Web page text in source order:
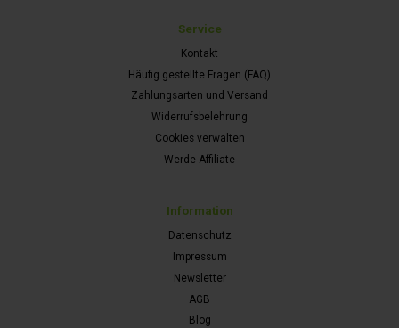
Service
Kontakt
Häufig gestellte Fragen (FAQ)
Zahlungsarten und Versand
Widerrufsbelehrung
Cookies verwalten
Werde Affiliate
Information
Datenschutz
Impressum
Newsletter
AGB
Blog